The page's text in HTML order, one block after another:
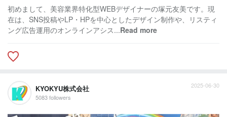
初めまして、美容業界特化型WEBデザイナーの塚元友美です。現
在は、SNS投稿やLP・HPを中心としたデザイン制作や、リスティ
ング広告運用のオンラインアシス...Read more
KYOKYU株式会社
5083 followers
2025-06-30